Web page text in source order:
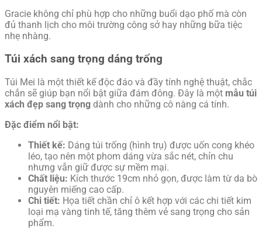
Gracie không chỉ phù hợp cho những buổi dạo phố mà còn
đủ thanh lịch cho môi trường công sở hay những bữa tiệc
nhẹ nhàng.
Túi xách sang trọng dáng trống
Túi Mei là một thiết kế độc đáo và đầy tính nghệ thuật, chắc
chắn sẽ giúp bạn nổi bật giữa đám đông. Đây là một mẫu túi
xách đẹp sang trọng dành cho những cô nàng cá tính.
Đặc điểm nổi bật:
Thiết kế: Dáng túi trống (hình trụ) được uốn cong khéo
léo, tạo nên một phom dáng vừa sắc nét, chỉn chu
nhưng vẫn giữ được sự mềm mại.
Chất liệu: Kích thước 19cm nhỏ gọn, được làm từ da bò
nguyên miếng cao cấp.
Chi tiết: Họa tiết chần chỉ ô kết hợp với các chi tiết kim
loại mạ vàng tinh tế, tăng thêm vẻ sang trọng cho sản
phẩm.